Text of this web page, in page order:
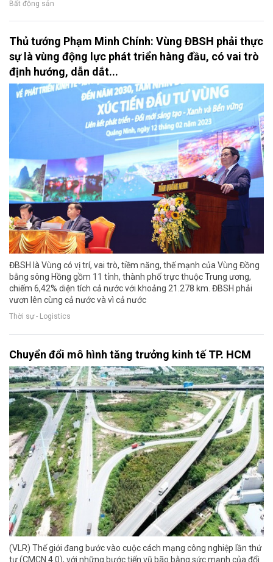
Bất động sản
Thủ tướng Phạm Minh Chính: Vùng ĐBSH phải thực
sự là vùng động lực phát triển hàng đầu, có vai trò
định hướng, dẫn dắt...
ĐBSH là Vùng có vị trí, vai trò, tiềm năng, thế mạnh của Vùng Đồng
bằng sông Hồng gồm 11 tỉnh, thành phố trực thuộc Trung ương,
chiếm 6,42% diện tích cả nước với khoảng 21.278 km. ĐBSH phải
vươn lên cùng cả nước và vì cả nước
Thời sự - Logistics
Chuyển đổi mô hình tăng trưởng kinh tế TP. HCM
(VLR) Thế giới đang bước vào cuộc cách mạng công nghiệp lần thứ
tư (CMCN 4.0), với những bước tiến vũ bão bằng sức mạnh của đổi